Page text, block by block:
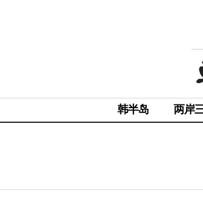
韩半岛 两岸